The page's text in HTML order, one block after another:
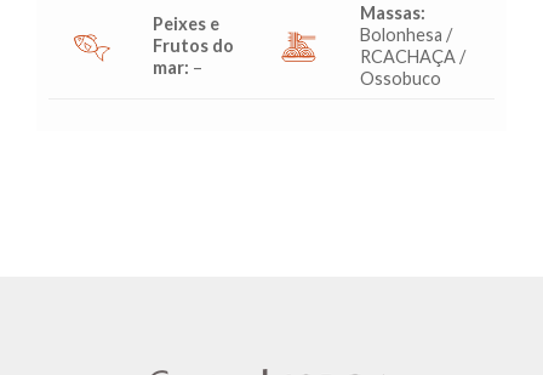
Peixes e
Frutos do
mar: –
Massas:
Bolonhesa /
RCACHAÇA /
Ossobuco